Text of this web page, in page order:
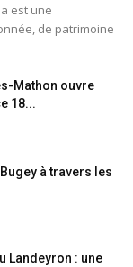
est une
de patrimoine
Mathon ouvre
18...
à travers les
Landeyron : une